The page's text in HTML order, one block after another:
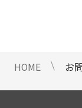
当社
HOME お